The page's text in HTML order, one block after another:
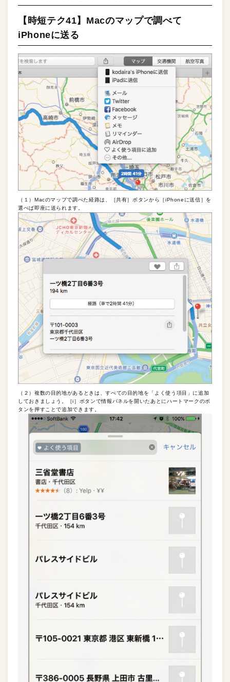
【時短テク41】Macのマップで調べて
iPhoneに送る
（１）Macのマップで調べた経路は、［共有］ボタンから［iPhoneに送信］を
選べば即座に送られます。
（２）複数の目的地があるときは、すべての目的地を「よく使う項目」に追加
しておきましょう。［i］ボタンで情報パネルを開いたあとにハートマークのボ
タンを押すことで追加できます。